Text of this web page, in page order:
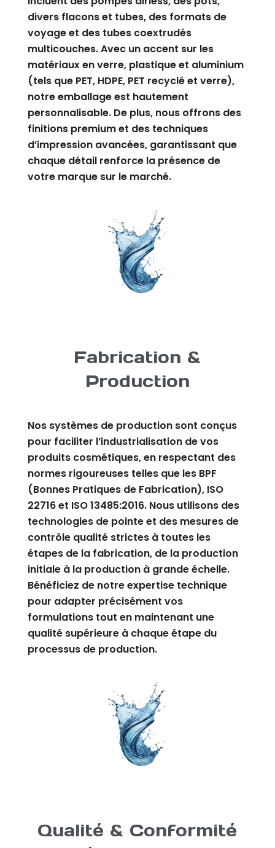
divers flacons et tubes, des formats de
voyage et des tubes coextrudés
multicouches. Avec un accent sur les
matériaux en verre, plastique et aluminium
(tels que PET, HDPE, PET recyclé et verre),
notre emballage est hautement
personnalisable. De plus, nous offrons des
finitions premium et des techniques
d’impression avancées, garantissant que
chaque détail renforce la présence de
votre marque sur le marché.
Fabrication &
Production
Nos systèmes de production sont conçus
pour faciliter l’industrialisation de vos
produits cosmétiques, en respectant des
normes rigoureuses telles que les BPF
(Bonnes Pratiques de Fabrication), ISO
22716 et ISO 13485:2016. Nous utilisons des
technologies de pointe et des mesures de
contrôle qualité strictes à toutes les
étapes de la fabrication, de la production
initiale à la production à grande échelle.
Bénéficiez de notre expertise technique
pour adapter précisément vos
formulations tout en maintenant une
qualité supérieure à chaque étape du
processus de production.
Qualité & Conformité